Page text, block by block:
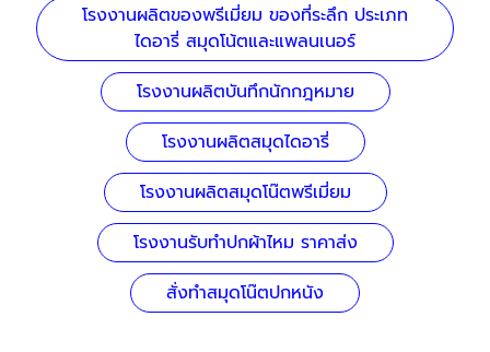
โรงงานผลิตของพรีเมี่ยม ของที่ระลึก ประเภท
ไดอารี่ สมุดโน้ตและแพลนเนอร์
โรงงานผลิตบันทึกนักกฎหมาย
โรงงานผลิตสมุดไดอารี่
โรงงานผลิตสมุดโน๊ตพรีเมี่ยม
โรงงานรับทำปกผ้าไหม ราคาส่ง
สั่งทำสมุดโน๊ตปกหนัง